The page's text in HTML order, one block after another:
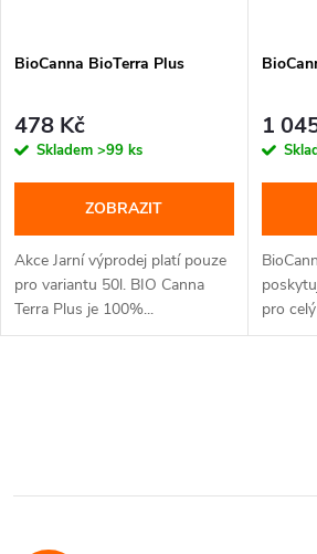
BioCanna BioTerra Plus
478 Kč
Skladem >99 ks
ZOBRAZIT
Akce Jarní výprodej platí pouze
pro variantu 50l. BIO Canna
Terra Plus je 100%...
1
pro
l